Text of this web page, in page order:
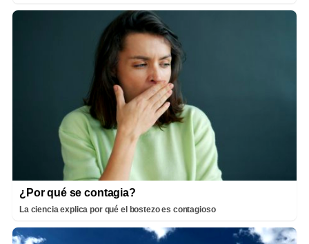
¿Por qué se contagia?
La ciencia explica por qué el bostezo es contagioso